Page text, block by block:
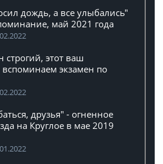
дождь, а все улыбались"
май 2021 года
строгий, этот ваш
экзамен по
друзья" - огненное
на Круглое в мае 2019